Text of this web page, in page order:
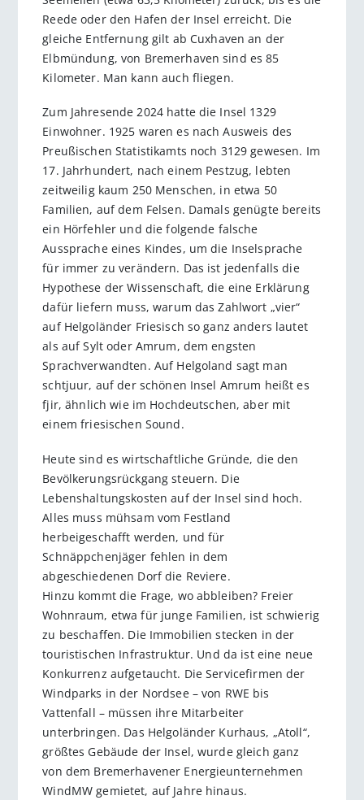
Reede oder den Hafen der Insel erreicht. Die
gleiche Entfernung gilt ab Cuxhaven an der
Elbmündung, von Bremerhaven sind es 85
Kilometer. Man kann auch fliegen.
Zum Jahresende 2024 hatte die Insel 1329
Einwohner. 1925 waren es nach Ausweis des
Preußischen Statistikamts noch 3129 gewesen. Im
17. Jahrhundert, nach einem Pestzug, lebten
zeitweilig kaum 250 Menschen, in etwa 50
Familien, auf dem Felsen. Damals genügte bereits
ein Hörfehler und die folgende falsche
Aussprache eines Kindes, um die Inselsprache
für immer zu verändern. Das ist jedenfalls die
Hypothese der Wissenschaft, die eine Erklärung
dafür liefern muss, warum das Zahlwort „vier“
auf Helgoländer Friesisch so ganz anders lautet
als auf Sylt oder Amrum, dem engsten
Sprachverwandten. Auf Helgoland sagt man
schtjuur, auf der schönen Insel Amrum heißt es
fjir, ähnlich wie im Hochdeutschen, aber mit
einem friesischen Sound.
Heute sind es wirtschaftliche Gründe, die den
Bevölkerungsrückgang steuern. Die
Lebenshaltungskosten auf der Insel sind hoch.
Alles muss mühsam vom Festland
herbeigeschafft werden, und für
Schnäppchenjäger fehlen in dem
abgeschiedenen Dorf die Reviere.
Hinzu kommt die Frage, wo abbleiben? Freier
Wohnraum, etwa für junge Familien, ist schwierig
zu beschaffen. Die Immobilien stecken in der
touristischen Infrastruktur. Und da ist eine neue
Konkurrenz aufgetaucht. Die Servicefirmen der
Windparks in der Nordsee – von RWE bis
Vattenfall – müssen ihre Mitarbeiter
unterbringen. Das Helgoländer Kurhaus, „Atoll“,
größtes Gebäude der Insel, wurde gleich ganz
von dem Bremerhavener Energieunternehmen
WindMW gemietet, auf Jahre hinaus.